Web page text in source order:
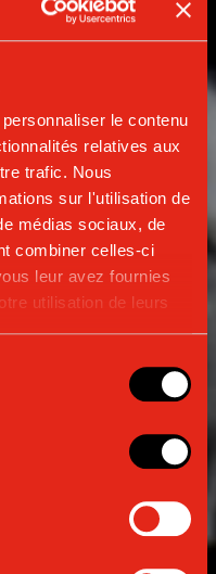
le contenu
relatives aux
trafic. Nous
sur l'utilisation de
médias sociaux, de
combiner celles-ci
leur avez fournies
utilisation de leurs